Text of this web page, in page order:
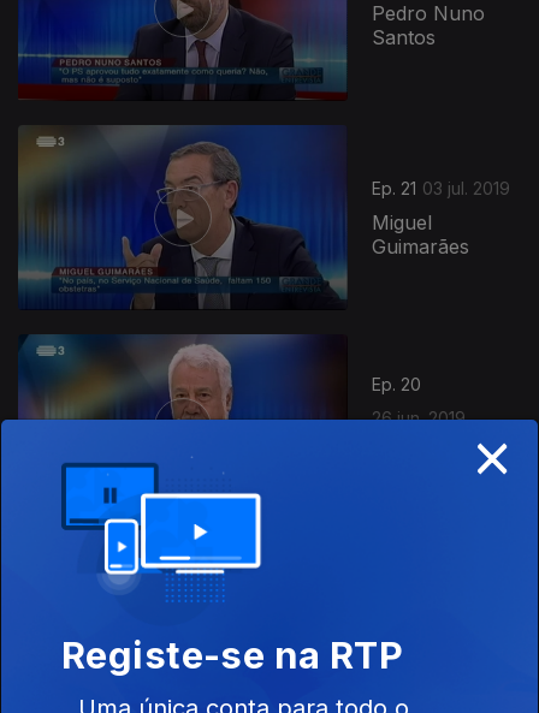
Pedro Nuno
Santos
Ep. 21 03 jul. 2019
Miguel
Guimarães
Ep. 20
26 jun. 2019
João Miguel
Tavares
×
Registe-se na RTP